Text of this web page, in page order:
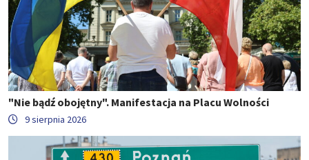
"Nie bądź obojętny". Manifestacja na Placu Wolności
9 sierpnia 2026